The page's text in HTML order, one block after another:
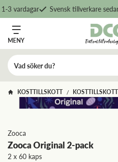
3 vardagar Svensk tillverkare
MENY
KOSTTILLSKOTT /
Zooca
Zooca Original 2-pack
2 x 60 kaps